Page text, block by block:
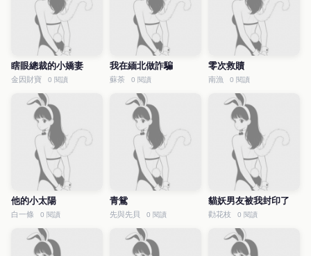
瞎眼總裁的小嬌妻
金因財寶 0 閱讀
我在緬北做詐騙
蘇荼 0 閱讀
零次救贖
南漁 0 閱讀
他的小太陽
白一條 0 閱讀
青鴛
先與先貝 0 閱讀
貓妖男友被我封印了
勸花枝 0 閱讀